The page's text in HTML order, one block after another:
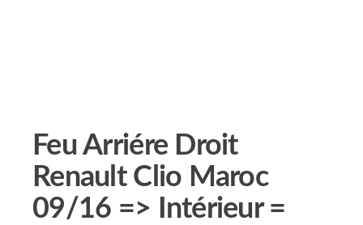
Feu Arriére Droit
Renault Clio Maroc
09/16 => Intérieur =